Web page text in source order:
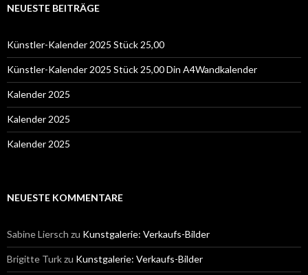
NEUESTE BEITRÄGE
Künstler-Kalender 2025 Stück 25,00
Künstler-Kalender 2025 Stück 25,00 Din A4Wandkalender
Kalender 2025
Kalender 2025
Kalender 2025
NEUESTE KOMMENTARE
Sabine Liersch zu Kunstgalerie: Verkaufs-Bilder
Brigitte Turkzu Kunstgalerie: Verkaufs-Bilder